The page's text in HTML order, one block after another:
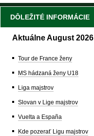
DÔLEŽITÉ INFORMÁCIE
Aktuálne August 2026
Tour de France ženy
MS hádzaná ženy U18
Liga majstrov
Slovan v Lige majstrov
Vuelta a España
Kde pozerať Ligu majstrov